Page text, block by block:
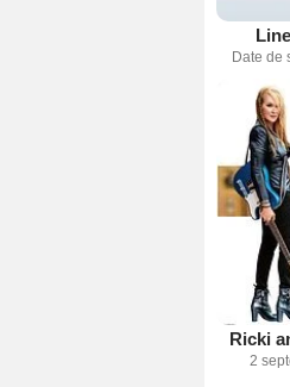
Date de
Ricki
2